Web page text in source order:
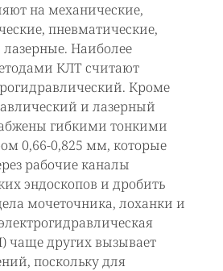
на механические,
пневматические,
Наиболее
КЛТ считают
Кроме
и лазерный
гибкими тонкими
0,66-0,825 мм, которые
рабочие каналы
эндоскопов и дробить
мочеточника, лоханки и
чаще других вызывает
поскольку для